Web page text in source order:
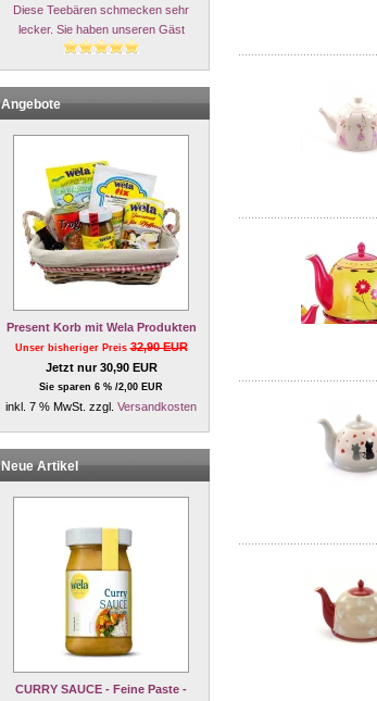
Diese Teebären schmecken sehr
lecker. Sie haben unseren Gäst
Angebote
Present Korb mit Wela Produkten
Unser bisheriger Preis32,90 EUR
Jetzt nur 30,90 EUR
Sie sparen 6 % /2,00 EUR
inkl. 7 % MwSt. zzgl. Versandkosten
Neue Artikel
CURRY SAUCE - Feine Paste -